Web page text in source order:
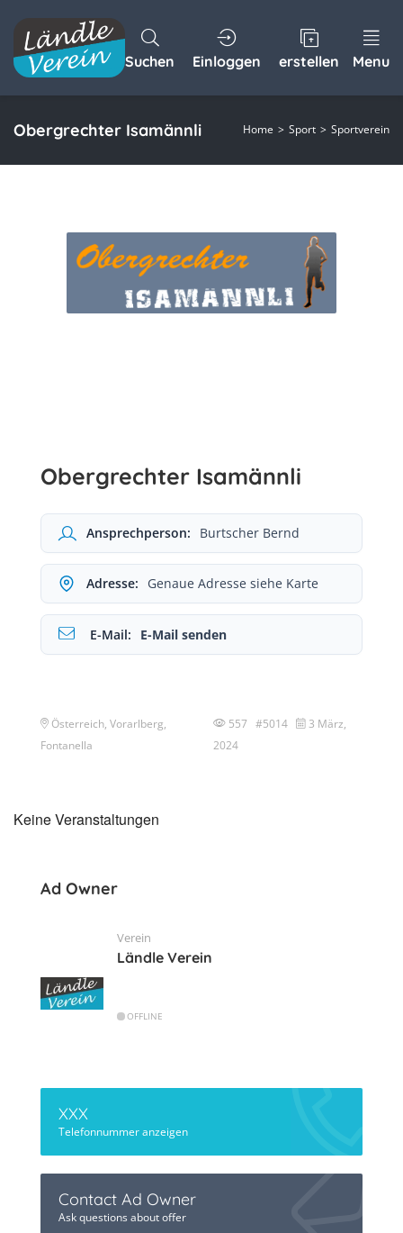
Suchen Einloggen erstellen Menu
Obergrechter Isamännli Home Sport Sportverein
Obergrechter Isamännli
Ansprechperson: Burtscher Bernd
Adresse: Genaue Adresse siehe Karte
E-Mail: E-Mail senden
Österreich, Vorarlberg,
Fontanella
557 #5014
3 März,
2024
Keine Veranstaltungen
Ad Owner
Verein
Ländle Verein
OFFLINE
XXX
Telefonnummer anzeigen
Contact Ad Owner
Ask questions about offer